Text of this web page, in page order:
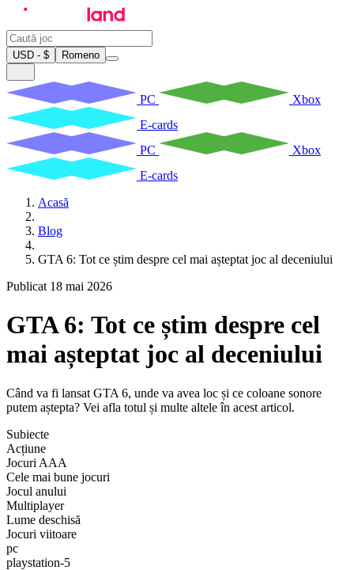
USD - $ Romeno
PC
Xbox
E-cards
PC
Xbox
E-cards
Acasă
Blog
GTA 6: Tot ce știm despre cel mai așteptat joc al deceniului
Publicat 18 mai 2026
GTA 6: Tot ce știm despre cel
mai așteptat joc al deceniului
Când va fi lansat GTA 6, unde va avea loc și ce coloane sonore
putem aștepta? Vei afla totul și multe altele în acest articol.
Subiecte
Acțiune
Jocuri AAA
Cele mai bune jocuri
Jocul anului
Multiplayer
Lume deschisă
Jocuri viitoare
pc
playstation-5